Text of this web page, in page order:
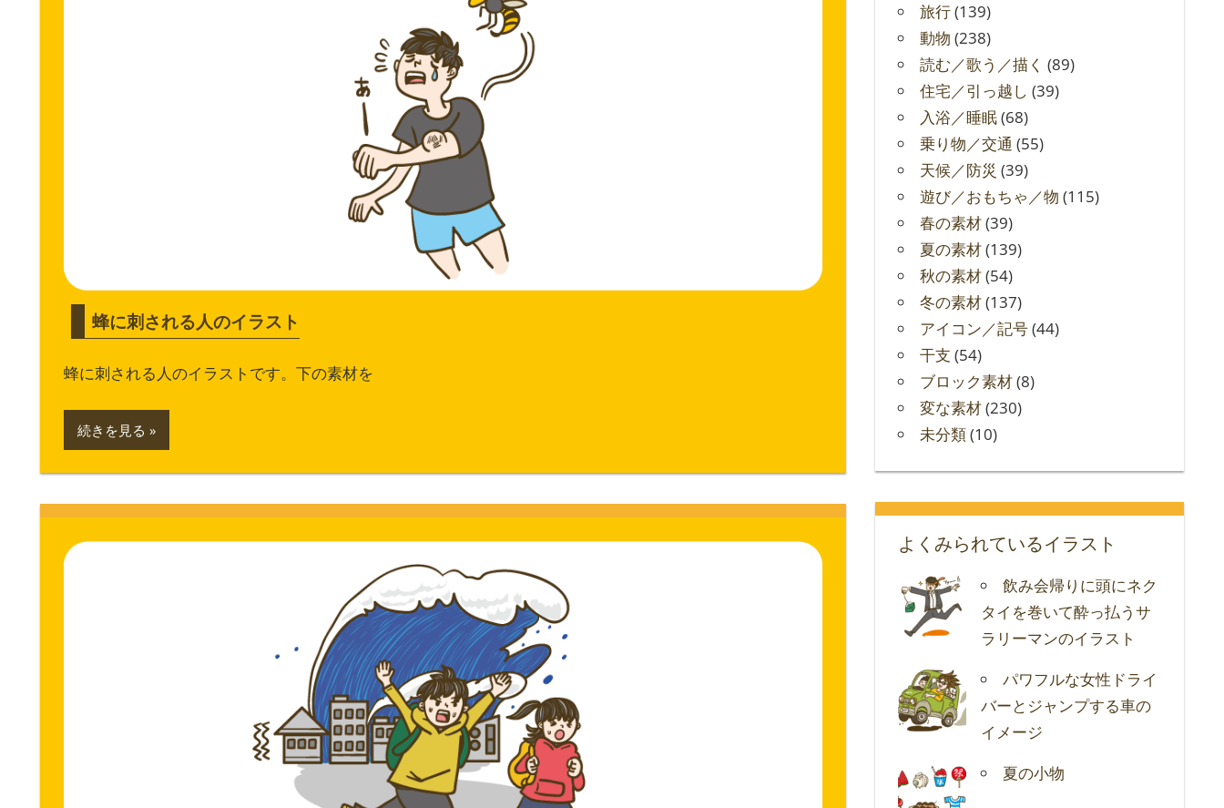
蜂に刺される人のイラスト
蜂に刺される人のイラストです。下の素材を
続きを見る
旅行(139)
動物 (238)
読む／歌う／描く (89)
住宅／引っ越し (39)
入浴／睡眠(68)
乗り物／交通 (55)
天候／防災 (39)
遊び／おもちゃ／物 (115)
春の素材(39)
夏の素材(139)
秋の素材(54)
冬の素材(137)
アイコン／記号(44)
干支 (54)
ブロック素材(8)
変な素材(230)
未分類(10)
よくみられているイラスト
飲み会帰りに頭にネク
タイを巻いて酔っ払うサ
ラリーマンのイラスト
パワフルな女性ドライ
バーとジャンプする車の
イメージ
夏の小物